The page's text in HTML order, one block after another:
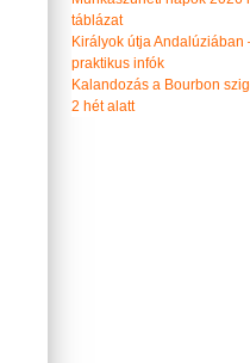
táblázat
Királyok útja Andalúziában
praktikus infók
Kalandozás a Bourbon
2 hét alatt